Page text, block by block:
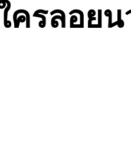
ครลอยน